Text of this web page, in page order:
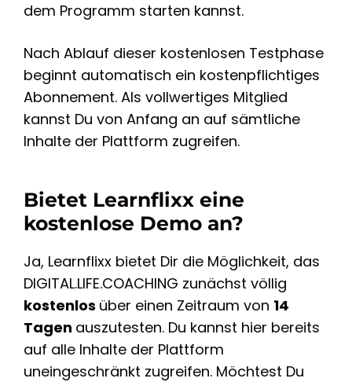
dem Programm starten kannst.
Nach Ablauf dieser kostenlosen Testphase
beginnt automatisch ein kostenpflichtiges
Abonnement. Als vollwertiges Mitglied
kannst Du von Anfang an auf sämtliche
Inhalte der Plattform zugreifen.
Bietet Learnflixx eine
kostenlose Demo an?
Ja, Learnflixx bietet Dir die Möglichkeit, das
DIGITAL.LIFE.COACHING zunächst völlig
kostenlos über einen Zeitraum von 14
Tagen auszutesten. Du kannst hier bereits
auf alle Inhalte der Plattform
uneingeschränkt zugreifen. Möchtest Du